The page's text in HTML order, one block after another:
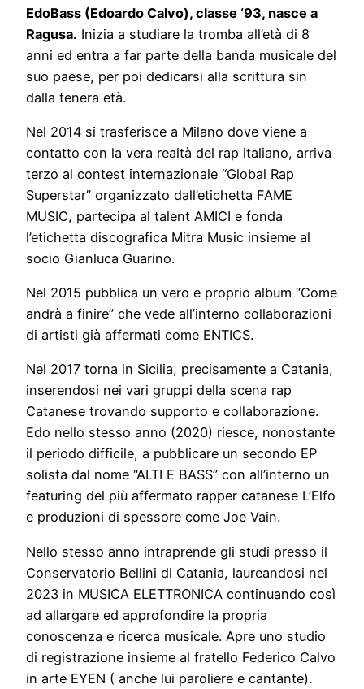
EdoBass (Edoardo Calvo), classe ‘93, nasce a
Ragusa. Inizia a studiare la tromba all’età di 8
anni ed entra a far parte della banda musicale del
suo paese, per poi dedicarsi alla scrittura sin
dalla tenera età.
Nel 2014 si trasferisce a Milano dove viene a
contatto con la vera realtà del rap italiano, arriva
terzo al contest internazionale “Global Rap
Superstar” organizzato dall’etichetta FAME
MUSIC, partecipa al talent AMICI e fonda
l’etichetta discografica Mitra Music insieme al
socio Gianluca Guarino.
Nel 2015 pubblica un vero e proprio album “Come
andrà a finire” che vede all’interno collaborazioni
di artisti già affermati come ENTICS.
Nel 2017 torna in Sicilia, precisamente a Catania,
inserendosi nei vari gruppi della scena rap
Catanese trovando supporto e collaborazione.
Edo nello stesso anno (2020) riesce, nonostante
il periodo difficile, a pubblicare un secondo EP
solista dal nome “ALTI E BASS” con all’interno un
featuring del più affermato rapper catanese L’Elfo
e produzioni di spessore come Joe Vain.
Nello stesso anno intraprende gli studi presso il
Conservatorio Bellini di Catania, laureandosi nel
2023 in MUSICA ELETTRONICA continuando così
ad allargare ed approfondire la propria
conoscenza e ricerca musicale. Apre uno studio
di registrazione insieme al fratello Federico Calvo
in arte EYEN ( anche lui paroliere e cantante).